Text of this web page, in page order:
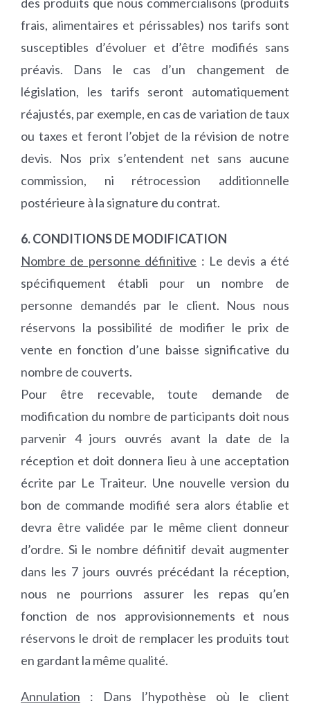
frais, alimentaires et périssables) nos tarifs sont
susceptibles d’évoluer et d’être modifiés sans
préavis. Dans le cas d’un changement de
législation, les tarifs seront automatiquement
réajustés, par exemple, en cas de variation de taux
ou taxes et feront l’objet de la révision de notre
devis. Nos prix s’entendent net sans aucune
commission, ni rétrocession additionnelle
postérieure à la signature du contrat.
6. CONDITIONS DE MODIFICATION
Nombre de personne définitive : Le devis a été
spécifiquement établi pour un nombre de
personne demandés par le client. Nous nous
réservons la possibilité de modifier le prix de
vente en fonction d’une baisse significative du
nombre de couverts.
Pour être recevable, toute demande de
modification du nombre de participants doit nous
parvenir 4 jours ouvrés avant la date de la
réception et doit donnera lieu à une acceptation
écrite par Le Traiteur. Une nouvelle version du
bon de commande modifié sera alors établie et
devra être validée par le même client donneur
d’ordre. Si le nombre définitif devait augmenter
dans les 7 jours ouvrés précédant la réception,
nous ne pourrions assurer les repas qu’en
fonction de nos approvisionnements et nous
réservons le droit de remplacer les produits tout
en gardant la même qualité.
Annulation : Dans l’hypothèse où le client